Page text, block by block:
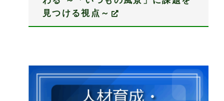
見つける視点～